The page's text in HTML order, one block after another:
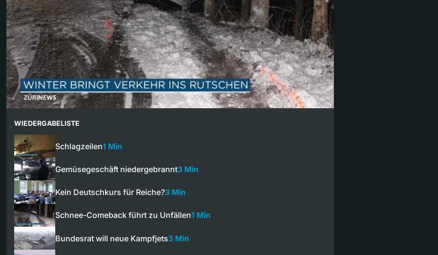
WIEDERGABELISTE
Schlagzeilen1 Min
Gemüsegeschäft niedergebrannt3 Min
Kein Deutschkurs für Reiche?3 Min
Schnee-Comeback führt zu Unfällen1 Min
Bundesrat will neue Kampfjets3 Min